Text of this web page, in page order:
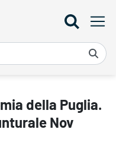
della Puglia.
Nov